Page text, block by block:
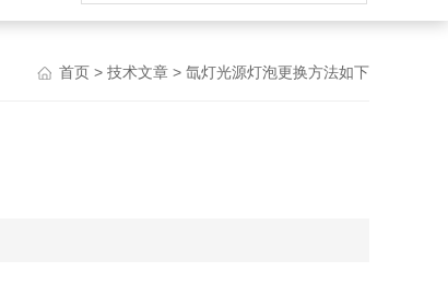
首页 > 技术文章 > 氙灯光源灯泡更换方法如下